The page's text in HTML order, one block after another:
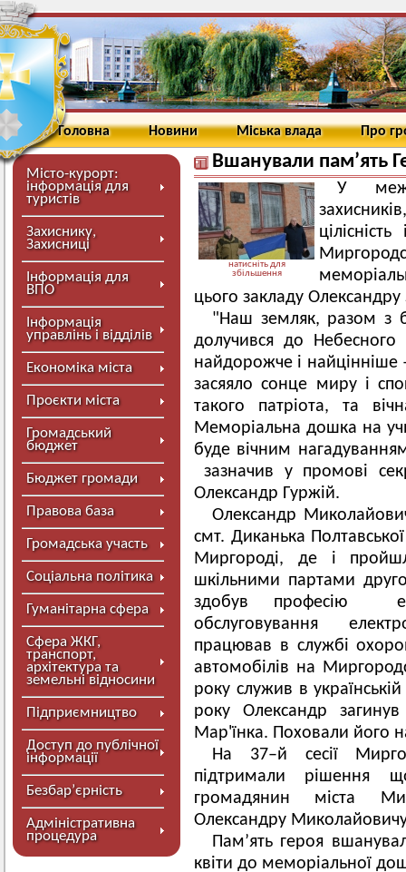
Головна Новини Міська влада Про
Місто-курорт:
інформація для
туристів
Захиснику,
Захисниці
Інформація для
ВПО
Інформація
управлінь і відділів
Економіка міста
Проєкти міста
Громадський
бюджет
Бюджет громади
Правова база
Громадська участь
Соціальна політика
Гуманітарна сфера
Сфера ЖКГ,
транспорт,
архітектура та
земельні відносини
Підприємництво
Доступ до публічної
інформації
Безбар’єрність
Адміністративна
процедура
Вшанували пам’ять
натисніть для
збільшення
У
цього закладу Олександру
"Наш земляк, разом з
долучився до Небесного
найдорожче і
засяяло сонце миру і
такого патріота, та
Меморіальна дошка на
буде вічним
зазначив у промові
Олександр Гуржій.
Олександр
смт. Диканька
Миргороді, де і
шкільними партами
здобув професію
обслуговування
працював в службі
автомобілів на
року служив в
року Олександр
Мар'їнка. Поховали його
На 37–й сесії
підтримали рішення
громадянин міста
Олександру
Пам’ять героя
квіти до меморіальної